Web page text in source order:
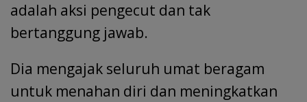
adalah aksi pengecut dan tak
bertanggung jawab.
Dia mengajak seluruh umat beragam
untuk menahan diri dan meningkatkan